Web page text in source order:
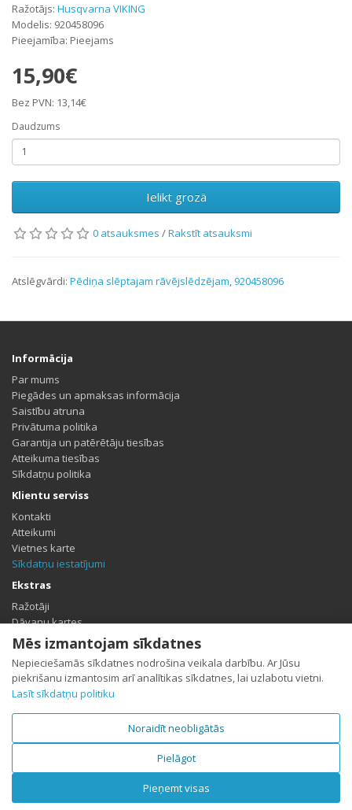
Ražotājs: Husqvarna VIKING
Modelis: 920458096
Pieejamība: Pieejams
15,90€
Bez PVN: 13,14€
Daudzums
Ielikt grozā
0 atsauksmes /Rakstīt atsauksmi
Atslēgvārdi: Pēdiņa slēptajam rāvējslēdzējam, 920458096
Informācija
Par mums
Piegādes un apmaksas informācija
Saistību atruna
Privātuma politika
Garantija un patērētāju tiesības
Atteikuma tiesības
Sīkdatņu politika
Klientu serviss
Kontakti
Atteikumi
Vietnes karte
Sīkdatņu iestatījumi
Ekstras
Ražotāji
Dāvanu kartes
Partneris
Īpašais piedāvājums
Profils
Profils
Pasūtījumu vēsture
Jaunumi
SujLetak.lv © 2026
Mēs izmantojam sīkdatnes
Nepieciešamās sīkdatnes nodrošina veikala darbību. Ar Jūsu
piekrišanu izmantosim arī analītikas sīkdatnes, lai uzlabotu vietni.
Lasīt sīkdatņu politiku
Noraidīt neobligātās
Pielāgot
Pieņemt visas